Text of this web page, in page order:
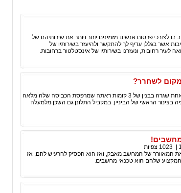
לצורכי פרסום אנשים מזמינים יותר ויותר את שירותיהם של
אשר בגללן עדיף לך להתקשר ולהיעזר בשירותיו של
לעיר רחובות, ונעזרנו בשירותיו של אינסטלטור ברחובות.
לשחרר?
הסיפור הזה הוא אמיתי לגמרי והוא אירע ברחובות. גברת אחת שגרה בבנין של 3 קומות ראתה שמרפסת הכביסה שלה מלאה
הראשי של הביניין. במקביל התלונן גם השכן מלמעלה
1023 צפיות
המאוורר של המחשב מאבק, ואז הוא הפסיק להרעיש להם, אז
שלהם הוא טכנאי מחשבים.